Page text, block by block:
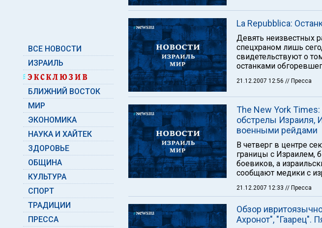
ВСЕ НОВОСТИ
ИЗРАИЛЬ
БЛИЖНИЙ ВОСТОК
МИР
ЭКОНОМИКА
НАУКА И ХАЙТЕК
ЗДОРОВЬЕ
ОБЩИНА
КУЛЬТУРА
СПОРТ
ТРАДИЦИИ
ПРЕССА
La Repubblica:
Девять неизвестных
спецхраном лишь
свидетельствуют о
останками
21.12.2007 12:56 // Пресса
The New York
обстрелы Израиля,
военными рейдами
В четверг в центре
границы с Израилем,
боевиков, а
сообщают медики с
21.12.2007 12:33 // Пресса
Обзор
Ахронот", "Гаарец".